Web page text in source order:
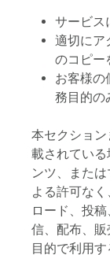
サービス
適切にア
のコピー
お客様の
務目的の
本セクショ
載されてい
ンツ、また
よる許可な
ロード、投
信、配布、
目的で利用す